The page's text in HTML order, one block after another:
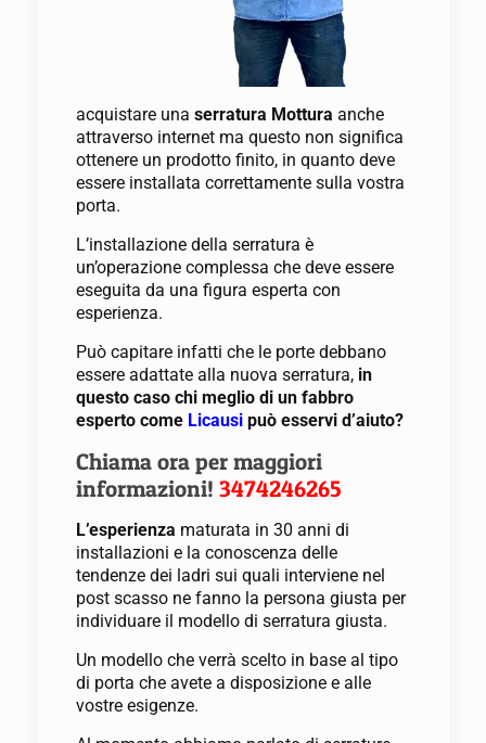
acquistare una serratura Mottura anche
attraverso internet ma questo non significa
ottenere un prodotto finito, in quanto deve
essere installata correttamente sulla vostra
porta.
L’installazione della serratura è
un’operazione complessa che deve essere
eseguita da una figura esperta con
esperienza.
Può capitare infatti che le porte debbano
essere adattate alla nuova serratura, in
questo caso chi meglio di un fabbro
esperto come Licausipuò esservi d’aiuto?
Chiama ora per maggiori
informazioni! 3474246265
L’esperienza maturata in 30 anni di
installazioni e la conoscenza delle
tendenze dei ladri sui quali interviene nel
post scasso ne fanno la persona giusta per
individuare il modello di serratura giusta.
Un modello che verrà scelto in base al tipo
di porta che avete a disposizione e alle
vostre esigenze.